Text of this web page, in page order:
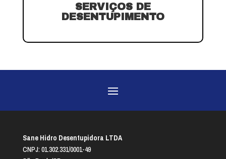
SERVIÇOS DE
DESENTUPIMENTO
Sane Hidro Desentupidora LTDA
CNPJ: 01.302.331/0001-49